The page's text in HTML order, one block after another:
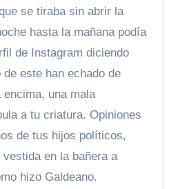
se tiraba sin abrir la
hasta la mañana podía
de Instagram diciendo
este han echado de
una mala
a tu criatura. Opiniones
de tus hijos políticos,
en la bañera a
hizo Galdeano.